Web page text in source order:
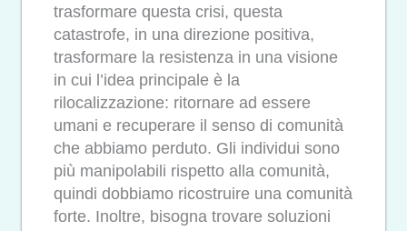
trasformare questa crisi, questa
catastrofe, in una direzione positiva,
trasformare la resistenza in una visione
in cui l’idea principale è la
rilocalizzazione: ritornare ad essere
umani e recuperare il senso di comunità
che abbiamo perduto. Gli individui sono
più manipolabili rispetto alla comunità,
quindi dobbiamo ricostruire una comunità
forte. Inoltre, bisogna trovare soluzioni